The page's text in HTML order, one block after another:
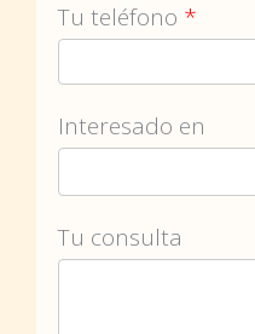
Tu teléfono *
Interesado en
Tu consulta